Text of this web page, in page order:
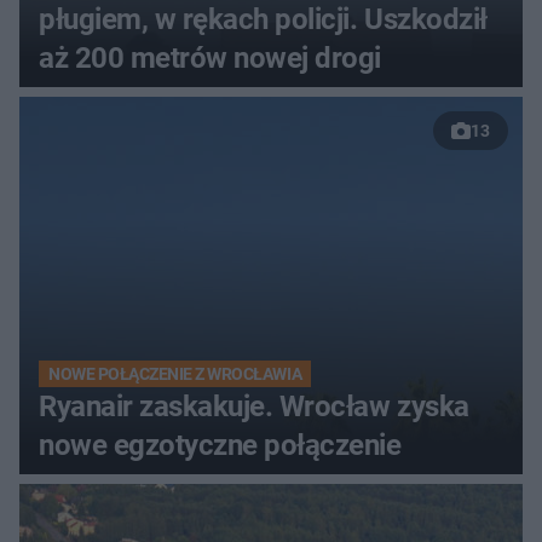
pługiem, w rękach policji. Uszkodził
aż 200 metrów nowej drogi
13
NOWE POŁĄCZENIE Z WROCŁAWIA
Ryanair zaskakuje. Wrocław zyska
nowe egzotyczne połączenie